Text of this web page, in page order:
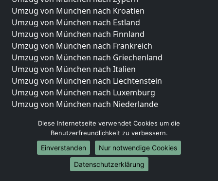
Umzug von München nach Kroatien
Umzug von München nach Estland
Umzug von München nach Finnland
Umzug von München nach Frankreich
Umzug von München nach Griechenland
Umzug von München nach Italien
Umzug von München nach Liechtenstein
Umzug von München nach Luxemburg
Umzug von München nach Niederlande
Umzüge-Deutschlandweit
Umzug von München nach Berlin
Umzug von München nach Hamburg
Umzug von München nach München
Diese Internetseite verwendet Cookies um die
Benutzerfreundlichkeit zu verbessern.
Einverstanden
Nur notwendige Cookies
Datenschutzerklärung